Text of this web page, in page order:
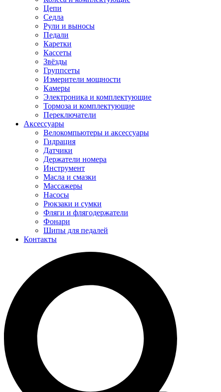
Цепи
Седла
Рули и выносы
Педали
Каретки
Кассеты
Звёзды
Группсеты
Измерители мощности
Камеры
Электроника и комплектующие
Тормоза и комплектующие
Переключатели
Аксессуары
Велокомпьютеры и аксессуары
Гидрация
Датчики
Держатели номера
Инструмент
Масла и смазки
Массажеры
Насосы
Рюкзаки и сумки
Фляги и флягодержатели
Фонари
Шипы для педалей
Контакты